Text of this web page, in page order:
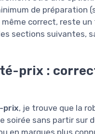
de
correct, reste
sections suivantes,
prix :
prix, je trouve que la
soirée sans partir sur
en marques plus